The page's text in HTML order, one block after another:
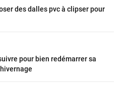
des dalles pvc à clipser pour
pour bien redémarrer sa